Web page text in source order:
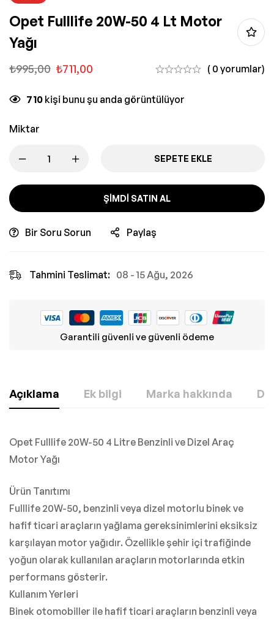
Opet Fulllife 20W-50 4 Lt Motor
Yağı
₺995,00 ₺711,00 ( 0 yorumlar)
710 kişi bunu şu anda görüntülüyor
Miktar
SEPETE EKLE
ŞIMDI SATIN AL
Bir Soru Sorun Paylaş
Tahmini Teslimat: 08 - 15 Ağu, 2026
Garantili güvenli ve güvenli ödeme
Açıklama Ek bilgi Marka hakkında
Opet Fulllife 20W-50 4 Litre Benzinli ve Dizel Araç
Motor Yağı
Ürün Tanıtımı
Fulllife 20W-50, benzinli veya dizel motorlu binek ve
hafif ticari araçların yağlama gereksinimlerini eksiksiz
karşılayan motor yağıdır. Özellikle şehir içi trafiğinde
yoğun olarak kullanılan araçların motorlarında etkin
performans gösterir.
Kullanım Yerleri
Binek otomobiller ile hafif ticari araçların benzinli veya